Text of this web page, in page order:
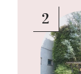
2